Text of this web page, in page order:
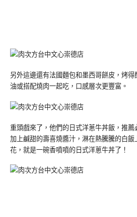
另外這邊還有法國麵包和墨西哥餅皮，烤
油或搭配燒肉一起吃，口感層次更豐富。
重頭戲來了，他們的日式洋蔥牛丼飯，推薦
加上鹹甜的壽喜燒醬汁，淋在熱騰騰的白
花，就是一碗香噴噴的日式洋蔥牛丼了！